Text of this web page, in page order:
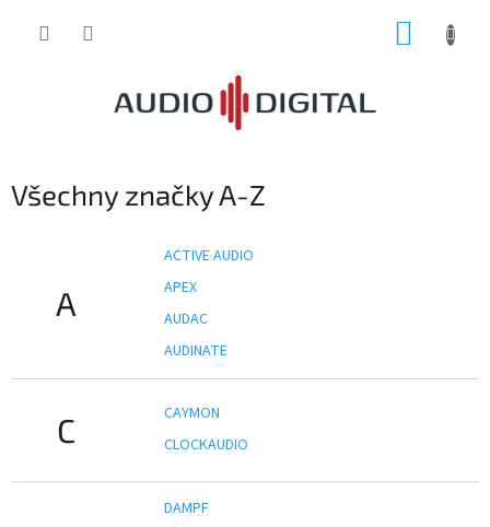
Všechny značky A-Z
A
ACTIVE AUDIO
APEX
AUDAC
AUDINATE
C
CAYMON
CLOCKAUDIO
DAMPF